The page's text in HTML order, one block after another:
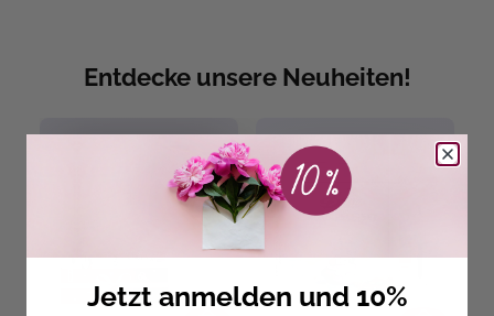
Entdecke unsere Neuheiten!
Jetzt anmelden und 10%